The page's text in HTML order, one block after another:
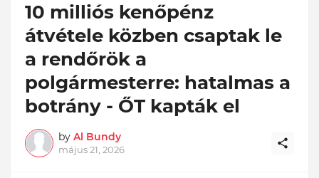
10 milliós kenőpénz
átvétele közben csaptak le
a rendőrök a
polgármesterre: hatalmas a
botrány - ŐT kapták el
by Al Bundy
május 21, 2026